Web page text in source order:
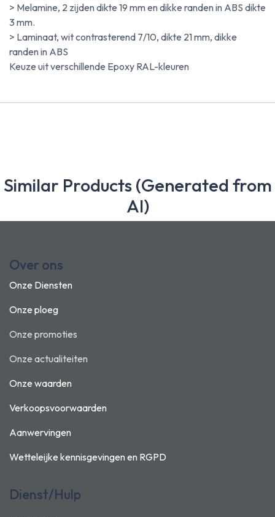
> Melamine, 2 zijden dikte 19 mm en dikke randen in ABS dikte
3 mm.
> Laminaat, wit contrasterend 7/10, dikte 21 mm, dikke
randen in ABS
Keuze uit verschillende Epoxy RAL-kleuren
Similar Products (Generated from
AI)
Over ons
Onze Diensten
Onze ploeg
Onze promoties
Onze actualiteiten
Onze waarden
Verkoopsvoorwaarden
Aanwervingen
Wetteleijke kennisgevingen en RGPD
Dienst/Hulp